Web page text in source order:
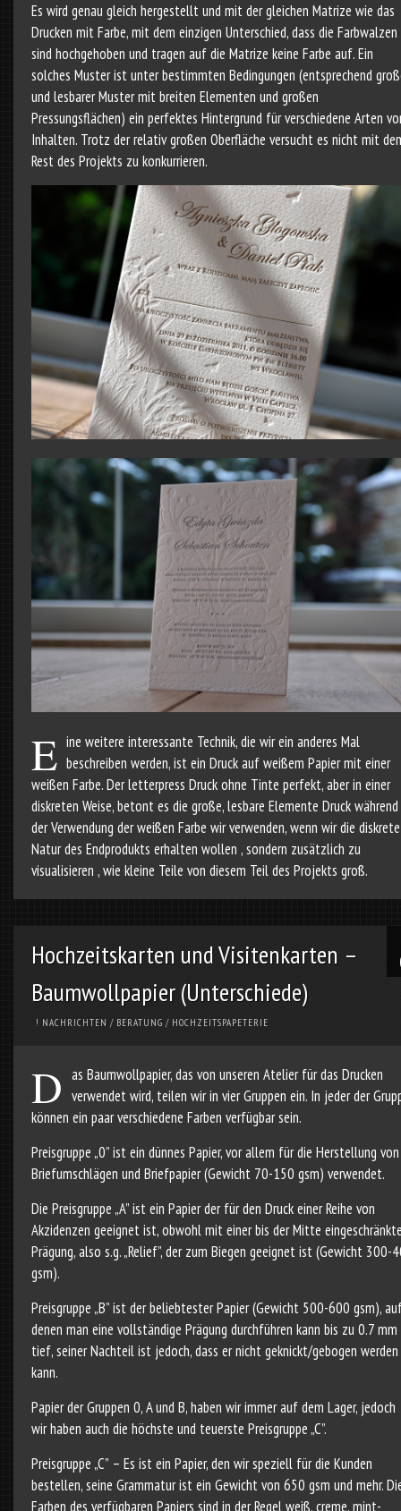
Es wird genau gleich hergestellt und mit der gleichen Matrize wie das
Drucken mit Farbe, mit dem einzigen Unterschied, dass die Farbwalzen
sind hochgehoben und tragen auf die Matrize keine Farbe auf. Ein
solches Muster ist unter bestimmten Bedingungen (entsprechend
und lesbarer Muster mit breiten Elementen und großen
Pressungsflächen) ein perfektes Hintergrund für verschiedene Arten
Inhalten. Trotz der relativ großen Oberfläche versucht es nicht mit
Rest des Projekts zu konkurrieren.
E ine weitere interessante Technik, die wir ein anderes Mal
beschreiben werden, ist ein Druck auf weißem Papier mit einer
weißen Farbe. Der letterpress Druck ohne Tinte perfekt, aber in einer
diskreten Weise, betont es die große, lesbare Elemente Druck während
der Verwendung der weißen Farbe wir verwenden, wenn wir die diskrete
Natur des Endprodukts erhalten wollen , sondern zusätzlich zu
visualisieren , wie kleine Teile von diesem Teil des Projekts groß.
Hochzeitskarten und Visitenkarten –
Baumwollpapier (Unterschiede)
! NACHRICHTEN / BERATUNG / HOCHZEITSPAPETERIE
D as Baumwollpapier, das von unseren Atelier für das Drucken
verwendet wird, teilen wir in vier Gruppen ein. In jeder der
können ein paar verschiedene Farben verfügbar sein.
Preisgruppe „0” ist ein dünnes Papier, vor allem für die Herstellung von
Briefumschlägen und Briefpapier (Gewicht 70-150 gsm) verwendet.
Die Preisgruppe „A” ist ein Papier der für den Druck einer Reihe von
Akzidenzen geeignet ist, obwohl mit einer bis der Mitte
Prägung, also s.g. „Relief”, der zum Biegen geeignet ist (Gewicht 300-
gsm).
Preisgruppe „B” ist der beliebtester Papier (Gewicht 500-600 gsm),
denen man eine vollständige Prägung durchführen kann bis zu 0.7 mm
tief, seiner Nachteil ist jedoch, dass er nicht geknickt/gebogen werden
kann.
Papier der Gruppen 0, A und B, haben wir immer auf dem Lager, jedoch
wir haben auch die höchste und teuerste Preisgruppe „C”.
Preisgruppe „C” – Es ist ein Papier, den wir speziell für die Kunden
bestellen, seine Grammatur ist ein Gewicht von 650 gsm und mehr.
Farben des verfügbaren Papiers sind in der Regel weiß, creme, mint-